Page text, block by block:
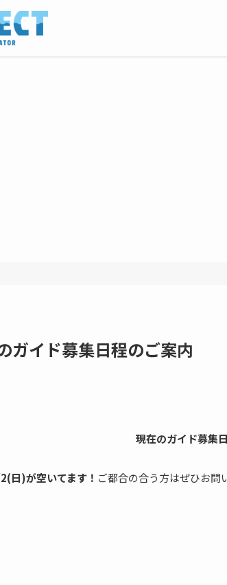
ガイド募集日程のご案内
現在のガイド募集
日)が空いてます！ ご都合の合う方はぜひお問